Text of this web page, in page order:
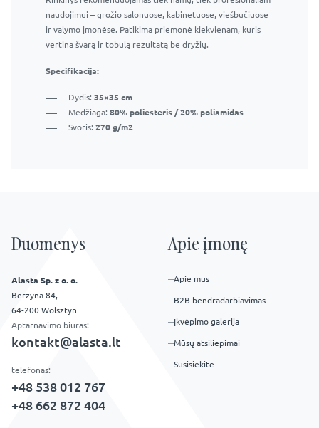
naudojimui – grožio salonuose, kabinetuose, viešbučiuose
ir valymo įmonėse. Patikima priemonė kiekvienam, kuris
vertina švarą ir tobulą rezultatą be dryžių.
Specifikacija:
Dydis: 35×35 cm
Medžiaga: 80% poliesteris / 20% poliamidas
Svoris: 270 g/m2
Apie įmonę
Apie mus
B2B bendradarbiavimas
Įkvėpimo galerija
Mūsų atsiliepimai
Susisiekite
Duomenys
Alasta Sp. z o. o.
Berzyna 84,
64-200 Wolsztyn
Aptarnavimo biuras:
kontakt@alasta.lt
telefonas:
+48 538 012 767
+48 662 872 404